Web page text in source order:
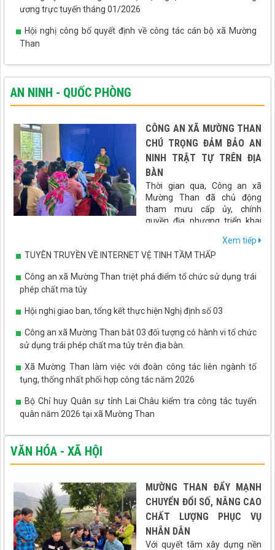
ương trực tuyến tháng 01/2026
Hội nghị công bố quyết định về công tác cán bộ xã Mường
Than
AN NINH - QUỐC PHÒNG
CÔNG AN XÃ MƯỜNG THAN
CHÚ TRỌNG ĐẢM BẢO AN
NINH TRẬT TỰ TRÊN ĐỊA
BÀN
Thời gian qua, Công an xã
Mường Than đã chủ động
tham mưu cấp ủy, chính
quyền địa phương triển khai
đảm trật tự an toàn xã hội, góp phần tạo môi trường ổn định để
phát triển kinh tế - xã hội trên địa bàn.
Xem tiếp
TUYÊN TRUYỀN VỀ INTERNET VỆ TINH TẦM THẤP
Công an xã Mường Than triệt phá điểm tổ chức sử dụng trái
phép chất ma túy
Hội nghị giao ban, tổng kết thực hiện Nghị định số 03
Công an xã Mường Than bắt 03 đối tượng có hành vi tổ chức
sử dụng trái phép chất ma túy trên địa bàn.
Xã Mường Than làm việc với đoàn công tác liên ngành tố
tụng, thống nhất phối hợp công tác năm 2026
Bộ Chỉ huy Quân sự tỉnh Lai Châu kiểm tra công tác tuyển
quân năm 2026 tại xã Mường Than
VĂN HÓA - XÃ HỘI
MƯỜNG THAN ĐẨY MẠNH
CHUYỂN ĐỔI SỐ, NÂNG CAO
CHẤT LƯỢNG PHỤC VỤ
NHÂN DÂN
Với quyết tâm xây dựng nền